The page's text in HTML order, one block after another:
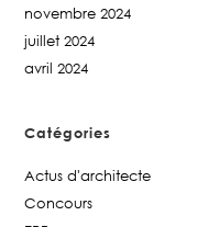
novembre 2024
juillet 2024
avril 2024
Catégories
Actus d'architecte
Concours